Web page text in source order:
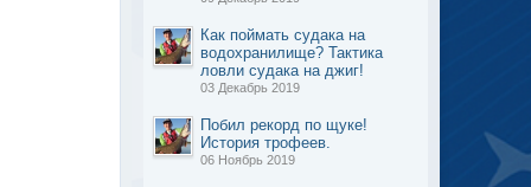
Как поймать судака на
водохранилище? Тактика
ловли судака на джиг!
03 Декабрь 2019
Побил рекорд по щуке!
История трофеев.
06 Ноябрь 2019